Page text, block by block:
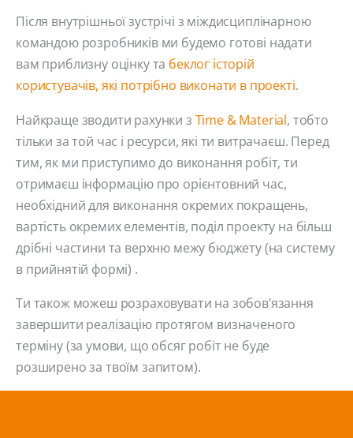
Після внутрішньої зустрічі з міждисциплінарною
командою розробників ми будемо готові надати
вам приблизну оцінку та беклог історій
користувачів, які потрібно виконати в проекті.
Найкраще зводити рахунки з Time & Material, тобто
тільки за той час і ресурси, які ти витрачаєш. Перед
тим, як ми приступимо до виконання робіт, ти
отримаєш інформацію про орієнтовний час,
необхідний для виконання окремих покращень,
вартість окремих елементів, поділ проекту на більш
дрібні частини та верхню межу бюджету (на систему
в прийнятій формі) .
Ти також можеш розраховувати на зобов’язання
завершити реалізацію протягом визначеного
терміну (за умови, що обсяг робіт не буде
розширено за твоїм запитом).